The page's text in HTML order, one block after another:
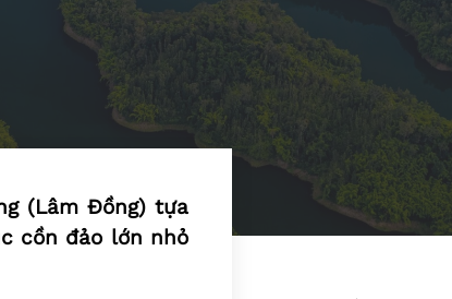
(Lâm Đồng) tựa
cồn đảo lớn nhỏ